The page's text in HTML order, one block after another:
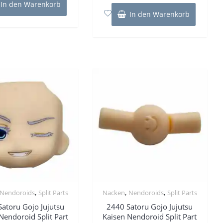
In den Warenkorb 5
In den Warenkorb
, Split Parts
Gojo Jujutsu
Split Part
Nacken, Nendoroids, Split Parts
2440 Satoru Gojo Jujutsu
Kaisen Nendoroid Split Part